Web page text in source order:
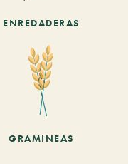
ENREDADERAS
GRAMINEAS